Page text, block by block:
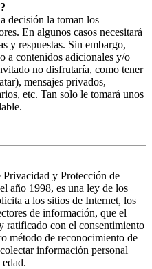
decisión la toman los
En algunos casos necesitará
y respuestas. Sin embargo,
a contenidos adicionales y/o
no disfrutaría, como tener
mensajes privados,
etc. Tan solo le tomará unos
y Protección de
año 1998, es una ley de los
a los sitios de Internet, los
de información, que el
ratificado con el consentimiento
método de reconocimiento de
información personal